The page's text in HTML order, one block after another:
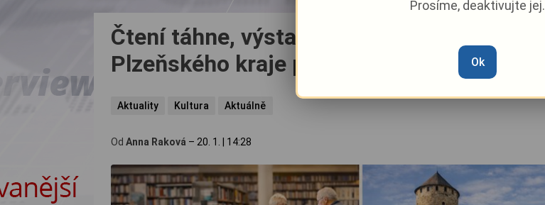
Čtení táhne, výstavy ztrácejí: Kulturní data
Plzeňského kraje pod lupou
Aktuality Kultura Aktuálně
Od Anna Raková – 20. 1. 14:28
Prosíme, deaktivujte jej.
Ok